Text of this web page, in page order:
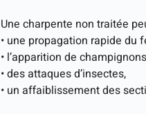
Une charpente non traitée
• une propagation rapide du
• l’apparition de
• des attaques d’insectes,
• un affaiblissement des